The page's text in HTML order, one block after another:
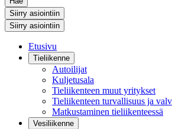
Siirry asiointiin
Siirry asiointiin
Etusivu
Tieliikenne
Autoilijat
Kuljetusala
Tieliikenteen muut yritykset
Tieliikenteen turvallisuus ja
Matkustaminen tieliikenteessä
Vesiliikenne